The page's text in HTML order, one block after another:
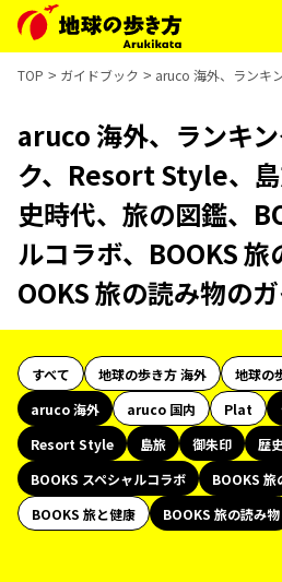
TOP ガイドブック aruco 海外、ランキ
aruco 海外、ランキ
ク、Resort Style、
史時代、旅の図鑑、
ルコラボ、BOOKS
OOKS 旅の読み物の
すべて 地球の歩き方 海外
地球の
aruco 海外
aruco 国内 Plat
Resort Style
島旅 御朱印 歴
BOOKS スペシャルコラボ
BOOKS 旅
BOOKS 旅と健康
BOOKS 旅の読み物